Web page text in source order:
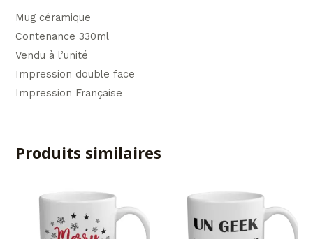
Mug céramique
Contenance 330ml
Vendu à l’unité
Impression double face
Impression Française
Produits similaires